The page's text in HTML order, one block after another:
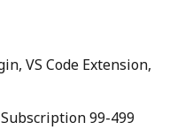
VS Code Extension,
99-499